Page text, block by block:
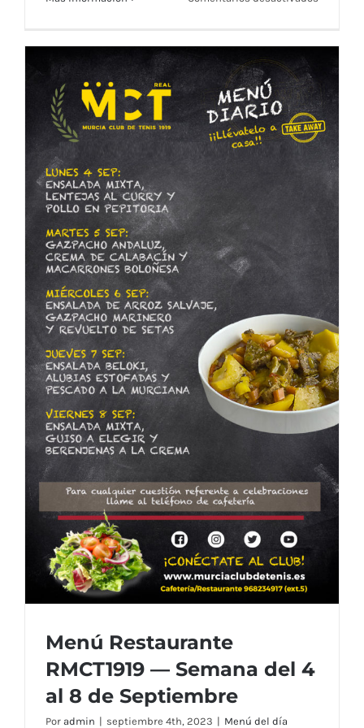
Hatha Yoga – Apúntate
Menú Restaurante
RMCT1919 — Semana del 4
al 8 de Septiembre
Por admin | septiembre 4th, 2023 | Menú del día